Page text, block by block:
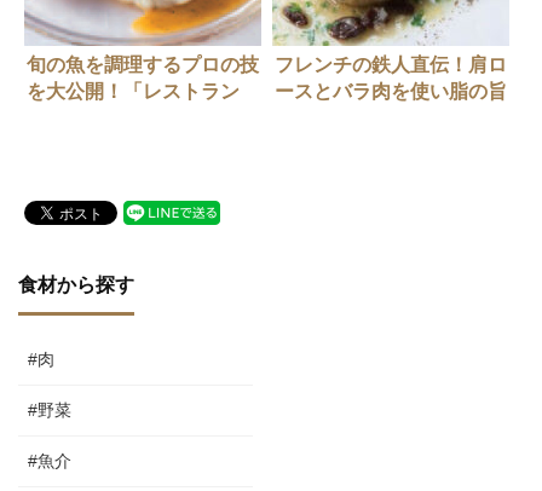
旬の魚を調理するプロの技
を大公開！「レストラン
フレンチの鉄人直伝！肩ロ
ースとバラ肉を使い脂の旨
食材から探す
#肉
#野菜
#魚介